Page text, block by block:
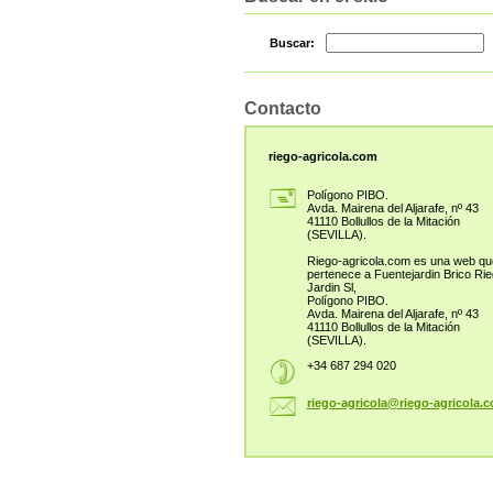
Buscar:
Contacto
riego-agricola.com
Polígono PIBO.
Avda. Mairena del Aljarafe, nº 43
41110 Bollullos de la Mitación
(SEVILLA).
Riego-agricola.com es una web
pertenece a Fuentejardin Brico
Jardin Sl,
Polígono PIBO.
Avda. Mairena del Aljarafe, nº 43
41110 Bollullos de la Mitación
(SEVILLA).
+34 687 294 020
riego-agricola@riego-agr